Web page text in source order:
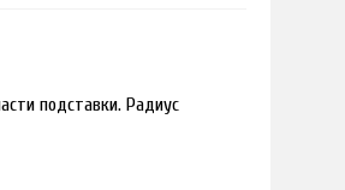
подставки. Радиус